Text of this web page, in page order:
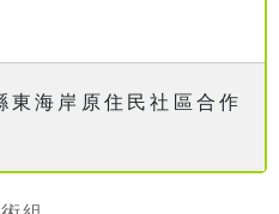
東海岸原住民社區合作